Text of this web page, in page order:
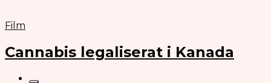
Film
Cannabis legaliserat i Kanada